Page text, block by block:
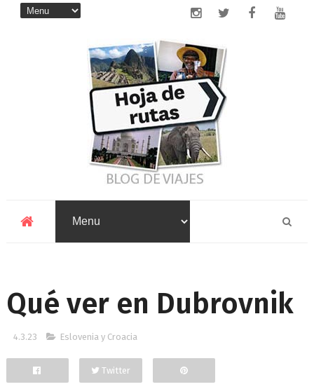
Qué ver en Dubrovnik
4.3.23 Eslovenia y Croacia
Twitter